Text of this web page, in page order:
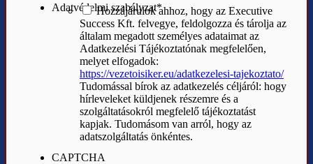
Adatvédelmi szabályzat*
Hozzájárulok ahhoz, hogy az Executive
Success Kft. felvegye, feldolgozza és tárolja az
általam megadott személyes adataimat az
Adatkezelési Tájékoztatónak megfelelően,
melyet elfogadok:
https://vezetoisiker.eu/adatkezelesi-tajekoztato/
Tudomással bírok az adatkezelés céljáról: hogy
hírleveleket küldjenek részemre és a
szolgáltatásokról megfelelő tájékoztatást
kapjak. Tudomásom van arról, hogy az
adatszolgáltatás önkéntes.
CAPTCHA